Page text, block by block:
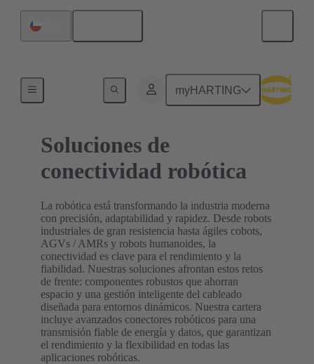
myHARTING
Soluciones de
conectividad robótica
La robótica está transformando la industria moderna
con precisión, adaptabilidad y rapidez. Desde robots
industriales de gran resistencia hasta ágiles cobots,
AGVs / AMRs y robots humanoides, la
conectividad es clave para el rendimiento y la
fiabilidad. Nuestras soluciones afrontan estos retos
de frente: componentes robustos que ahorran
espacio y una gestión inteligente del cableado
diseñada para entornos dinámicos. Nuestra cartera
incluye avanzados conectores robóticos para una
transmisión fiable de energía y datos, que garantizan
el rendimiento y la flexibilidad en todas las
aplicaciones robóticas.